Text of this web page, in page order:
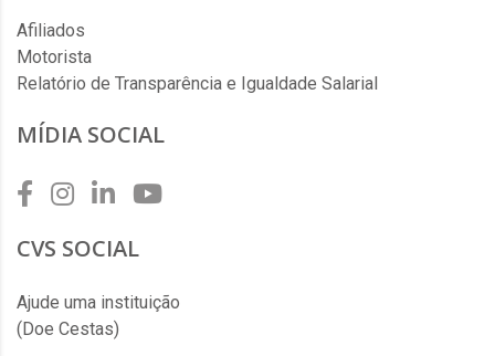
Afiliados
Motorista
Relatório de Transparência e Igualdade Salarial
MÍDIA SOCIAL
CVS SOCIAL
Ajude uma instituição
(Doe Cestas)